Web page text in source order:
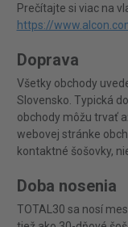
Prečítajte si viac na
https://
Doprava
Všetky obchody
Slovensko. Typická
obchody môžu trvať
webovej stránke
kontaktné šošovky,
Doba nosenia
TOTAL30 sa nosí